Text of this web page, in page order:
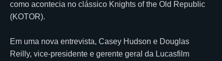
como acontecia no clássico Knights of the Old Republic
(KOTOR).
Em uma nova entrevista, Casey Hudson e Douglas
Reilly, vice-presidente e gerente geral da Lucasfilm